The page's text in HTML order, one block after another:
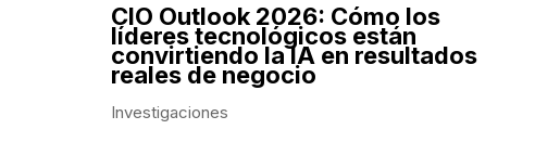
CIO Outlook 2026: Cómo los
líderes tecnológicos están
convirtiendo la IA en resultados
reales de negocio
Investigaciones